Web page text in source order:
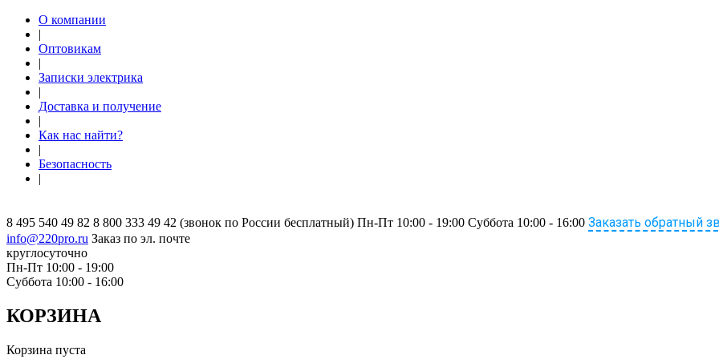
О компании
|
Оптовикам
|
Записки электрика
|
Доставка и получение
|
Как нас найти?
|
Безопасность
|
8 495 540 49 82 8 800 333 49 42 (звонок по России бесплатный) Пн-Пт 10:00 - 19:00 Суббота 10:00 - 16:00 Заказать обратный
info@220pro.ru Заказ по эл. почте
круглосуточно
Пн-Пт 10:00 - 19:00
Суббота 10:00 - 16:00
КОРЗИНА
Корзина пуста